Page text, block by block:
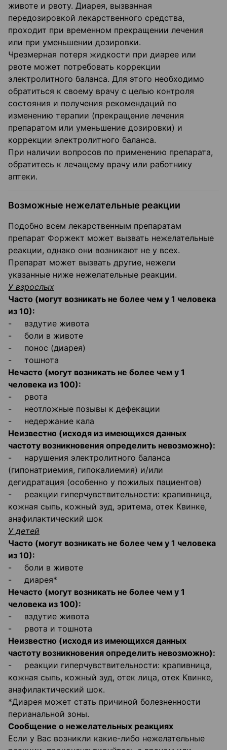
животе и рвоту. Диарея, вызванная
передозировкой лекарственного средства,
проходит при временном прекращении лечения
или при уменьшении дозировки.
Чрезмерная потеря жидкости при диарее или
рвоте может потребовать коррекции
электролитного баланса. Для этого необходимо
обратиться к своему врачу с целью контроля
состояния и получения рекомендаций по
изменению терапии (прекращение лечения
препаратом или уменьшение дозировки) и
коррекции электролитного баланса.
При наличии вопросов по применению препарата,
обратитесь к лечащему врачу или работнику
аптеки.
Возможные нежелательные реакции
Подобно всем лекарственным препаратам
препарат Форжект может вызвать нежелательные
реакции, однако они возникают не у всех.
Препарат может вызвать другие, нежели
указанные ниже нежелательные реакции.
У взрослых
Часто (могут возникать не более чем у 1 человека
из 10):
- вздутие живота
- боли в животе
- понос (диарея)
- тошнота
Нечасто (могут возникать не более чем у 1
человека из 100):
- рвота
- неотложные позывы к дефекации
- недержание кала
Неизвестно (исходя из имеющихся данных
частоту возникновения определить невозможно):
- нарушения электролитного баланса
(гипонатриемия, гипокалиемия) и/или
дегидратация (особенно у пожилых пациентов)
- реакции гиперчувствительности: крапивница,
кожная сыпь, кожный зуд, эритема, отек Квинке,
анафилактический шок
У детей
Часто (могут возникать не более чем у 1 человека
из 10):
- боли в животе
- диарея*
Нечасто (могут возникать не более чем у 1
человека из 100):
- вздутие живота
- рвота и тошнота
Неизвестно (исходя из имеющихся данных
частоту возникновения определить невозможно):
- реакции гиперчувствительности: крапивница,
кожная сыпь, кожный зуд, отек лица, отек Квинке,
анафилактический шок.
*Диарея может стать причиной болезненности
перианальной зоны.
Сообщение о нежелательных реакциях
Если у Вас возникли какие-либо нежелательные